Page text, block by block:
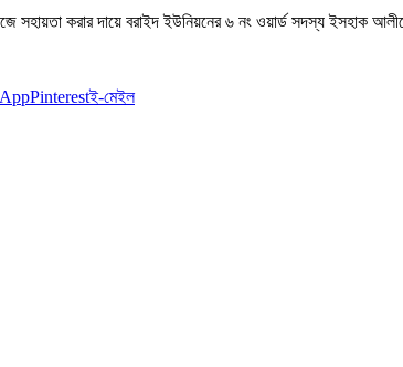
সহায়তা করার দায়ে বরাইদ ইউনিয়নের ৬ নং ওয়ার্ড সদস্য ইসহাক
Pinterestই-মেইল